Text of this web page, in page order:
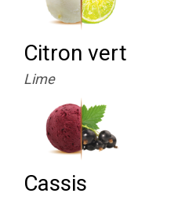
Citron vert
Lime
Cassis